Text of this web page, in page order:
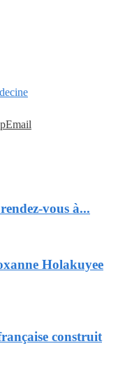
Email
vous à...
Holakuyee
construit